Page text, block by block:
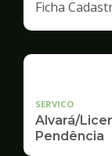
Ficha
SERVICO
Alvará/
Pendência